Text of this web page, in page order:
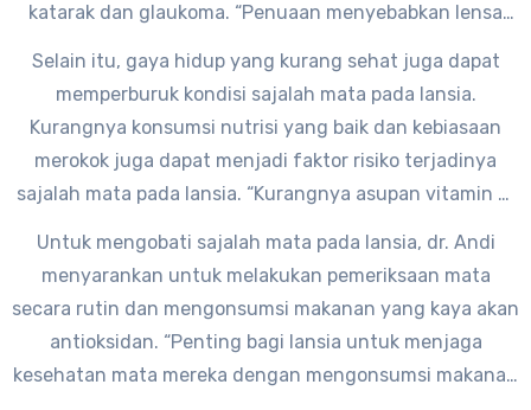
katarak dan glaukoma. “Penuaan menyebabkan lensa
sehingga sulit untuk fokus dengan baik,” ungkap dr.
Selain itu, gaya hidup yang kurang sehat juga dapat
memperburuk kondisi sajalah mata pada lansia.
Kurangnya konsumsi nutrisi yang baik dan kebiasaan
merokok juga dapat menjadi faktor risiko terjadinya
sajalah mata pada lansia. “Kurangnya asupan vitamin A,
terhadap penyakit mata,” tambah dr. Andi.
Untuk mengobati sajalah mata pada lansia, dr. Andi
menyarankan untuk melakukan pemeriksaan mata
secara rutin dan mengonsumsi makanan yang kaya akan
antioksidan. “Penting bagi lansia untuk menjaga
kesehatan mata mereka dengan mengonsumsi makanan